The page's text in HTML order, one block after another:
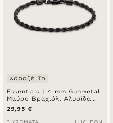
Essentials | 4 mm Gunmetal
Μαύρο Βραχιόλι Αλυσίδα
Χεριού Rope Chain
Χάραξέ Το
29,95 €
3 ΧΡΏΜΑΤΑ LUCLEON